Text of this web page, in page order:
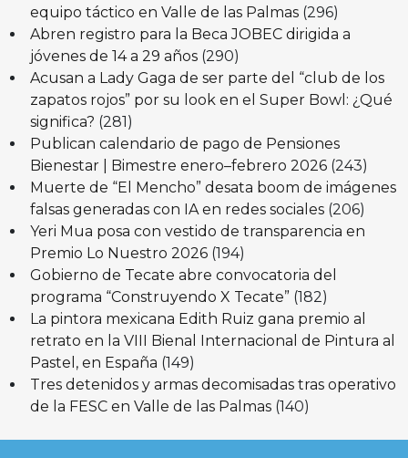
equipo táctico en Valle de las Palmas (296)
Abren registro para la Beca JOBEC dirigida a
jóvenes de 14 a 29 años (290)
Acusan a Lady Gaga de ser parte del “club de los
zapatos rojos” por su look en el Super Bowl: ¿Qué
significa? (281)
Publican calendario de pago de Pensiones
Bienestar | Bimestre enero–febrero 2026 (243)
Muerte de “El Mencho” desata boom de imágenes
falsas generadas con IA en redes sociales (206)
Yeri Mua posa con vestido de transparencia en
Premio Lo Nuestro 2026 (194)
Gobierno de Tecate abre convocatoria del
programa “Construyendo X Tecate” (182)
La pintora mexicana Edith Ruiz gana premio al
retrato en la VIII Bienal Internacional de Pintura al
Pastel, en España (149)
Tres detenidos y armas decomisadas tras operativo
de la FESC en Valle de las Palmas (140)